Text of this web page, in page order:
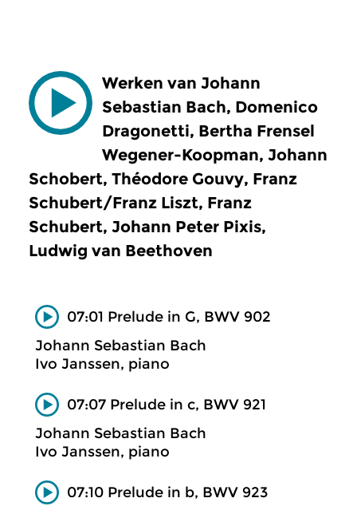
Werken van Johann
Sebastian Bach, Domenico
Dragonetti, Bertha Frensel
Wegener-Koopman, Johann
Schobert, Théodore Gouvy, Franz
Schubert/Franz Liszt, Franz
Schubert, Johann Peter Pixis,
Ludwig van Beethoven
07:01 Prelude in G, BWV 902
Johann Sebastian Bach
Ivo Janssen, piano
07:07 Prelude in c, BWV 921
Johann Sebastian Bach
Ivo Janssen, piano
07:10 Prelude in b, BWV 923